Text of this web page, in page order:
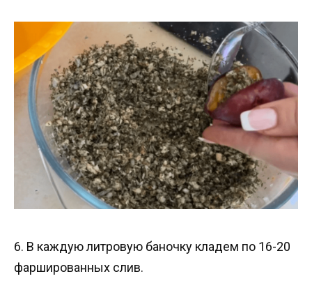
6. В каждую литровую баночку кладем по 16-20
фаршированных слив.